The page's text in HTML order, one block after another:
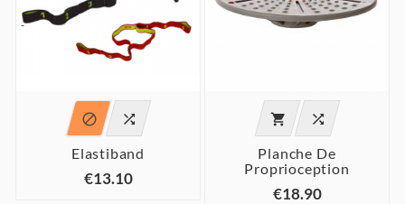
 
Elastiband
€13.10
 
Planche De
Proprioception
€18.90